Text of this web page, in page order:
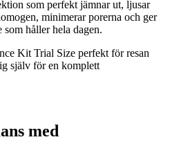
som perfekt jämnar ut, ljusar
minimerar porerna och ger
som håller hela dagen.
Kit Trial Size perfekt för resan
själv för en komplett
med